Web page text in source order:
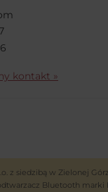
kontakt »
z siedzibą w Zielonej
Bluetooth marki